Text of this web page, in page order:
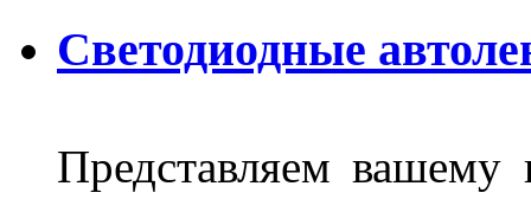
Светодиодные
Представляем